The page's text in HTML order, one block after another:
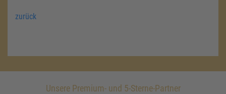
zurück
Unsere Premium- und 5-Sterne-Partner